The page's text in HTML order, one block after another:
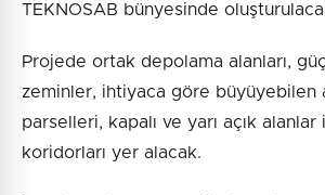
TEKNOSAB bünyesinde
Projede ortak depolama alanları,
zeminler, ihtiyaca göre büyüyebilen
parselleri, kapalı ve yarı açık alanlar
koridorları yer alacak.